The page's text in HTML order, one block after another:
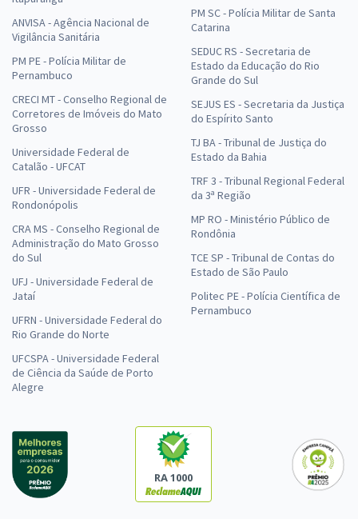
ANVISA - Agência Nacional de
Vigilância Sanitária
PM PE - Polícia Militar de
Pernambuco
CRECI MT - Conselho Regional de
Corretores de Imóveis do Mato
Grosso
Universidade Federal de
Catalão - UFCAT
UFR - Universidade Federal de
Rondonópolis
CRA MS - Conselho Regional de
Administração do Mato Grosso
do Sul
UFJ - Universidade Federal de
Jataí
UFRN - Universidade Federal do
Rio Grande do Norte
UFCSPA - Universidade Federal
de Ciência da Saúde de Porto
Alegre
PM SC - Polícia Militar de Santa
Catarina
SEDUC RS - Secretaria de
Estado da Educação do Rio
Grande do Sul
SEJUS ES - Secretaria da Justiça
do Espírito Santo
TJ BA - Tribunal de Justiça do
Estado da Bahia
TRF 3 - Tribunal Regional Federal
da 3ª Região
MP RO - Ministério Público de
Rondônia
TCE SP - Tribunal de Contas do
Estado de São Paulo
Politec PE - Polícia Científica de
Pernambuco
RA 1000